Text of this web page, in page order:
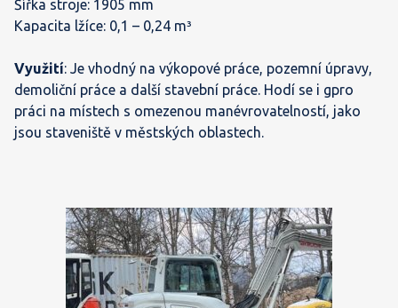
Šířka stroje: 1905 mm
Kapacita lžíce: 0,1 – 0,24 m³
Využití: Je vhodný na výkopové práce, pozemní úpravy,
demoliční práce a další stavební práce. Hodí se i gpro
práci na místech s omezenou manévrovatelností, jako
jsou staveniště v městských oblastech.